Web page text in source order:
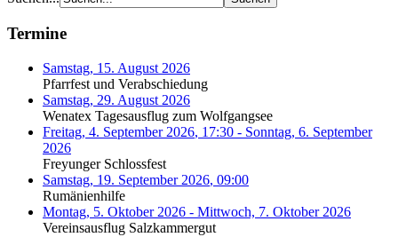
Termine
Samstag, 15. August 2026
Pfarrfest und Verabschiedung
Samstag, 29. August 2026
Wenatex Tagesausflug zum Wolfgangsee
Freitag, 4. September 2026, 17:30 - Sonntag, 6. September
2026
Freyunger Schlossfest
Samstag, 19. September 2026, 09:00
Rumänienhilfe
Montag, 5. Oktober 2026 - Mittwoch, 7. Oktober 2026
Vereinsausflug Salzkammergut